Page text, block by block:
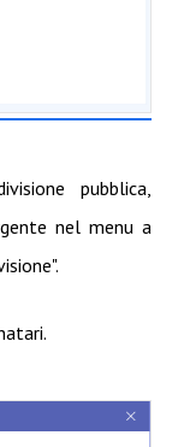
pubblica,
nel menu a